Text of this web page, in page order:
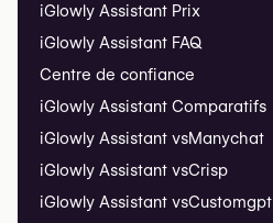
iGlowly Assistant Prix
iGlowly Assistant FAQ
Centre de confiance
iGlowly Assistant Comparatifs
iGlowly Assistant vsManychat
iGlowly Assistant vsCrisp
iGlowly Assistant vsCustomgpt